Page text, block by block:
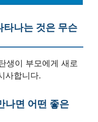
타나는 것은 무슨
생이 부모에게 새로
사합니다.
나면 어떤 좋은